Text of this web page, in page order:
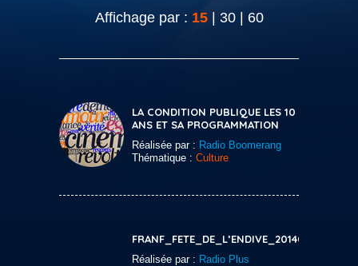
Affichage par : 15| 30| 60
LA CONDITION PUBLIQUE LES 10
ANS ET SA PROGRAMMATION
Réalisée par : Radio Boomerang
Thématique : Culture
FRANF_FETE_DE_L’ENDIVE_20140223
Réalisée par : Radio Plus